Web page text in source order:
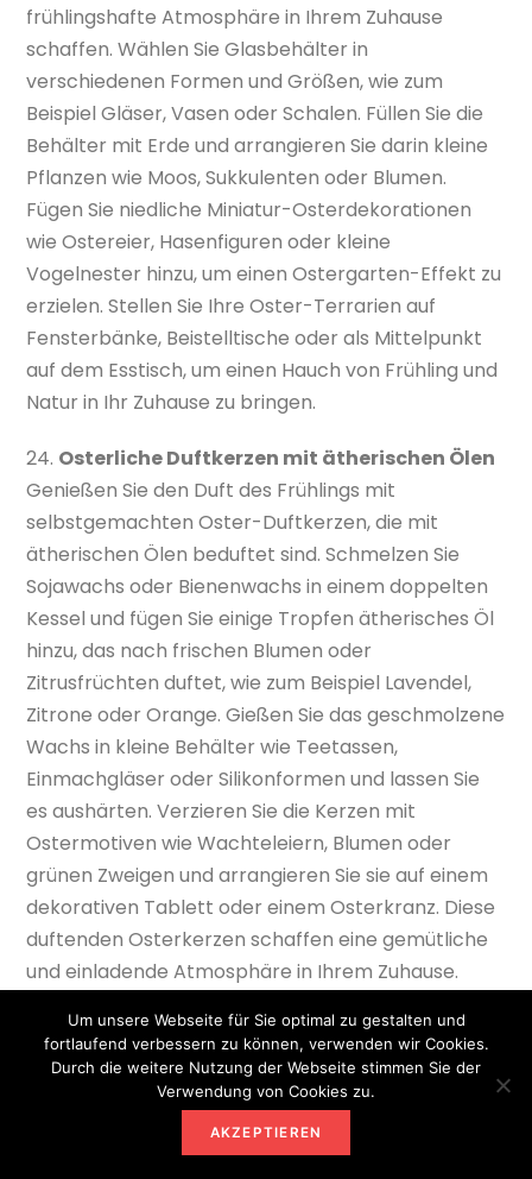
frühlingshafte Atmosphäre in Ihrem Zuhause
schaffen. Wählen Sie Glasbehälter in
verschiedenen Formen und Größen, wie zum
Beispiel Gläser, Vasen oder Schalen. Füllen Sie die
Behälter mit Erde und arrangieren Sie darin kleine
Pflanzen wie Moos, Sukkulenten oder Blumen.
Fügen Sie niedliche Miniatur-Osterdekorationen
wie Ostereier, Hasenfiguren oder kleine
Vogelnester hinzu, um einen Ostergarten-Effekt zu
erzielen. Stellen Sie Ihre Oster-Terrarien auf
Fensterbänke, Beistelltische oder als Mittelpunkt
auf dem Esstisch, um einen Hauch von Frühling und
Natur in Ihr Zuhause zu bringen.
24. Osterliche Duftkerzen mit ätherischen Ölen
Genießen Sie den Duft des Frühlings mit
selbstgemachten Oster-Duftkerzen, die mit
ätherischen Ölen beduftet sind. Schmelzen Sie
Sojawachs oder Bienenwachs in einem doppelten
Kessel und fügen Sie einige Tropfen ätherisches Öl
hinzu, das nach frischen Blumen oder
Zitrusfrüchten duftet, wie zum Beispiel Lavendel,
Zitrone oder Orange. Gießen Sie das geschmolzene
Wachs in kleine Behälter wie Teetassen,
Einmachgläser oder Silikonformen und lassen Sie
es aushärten. Verzieren Sie die Kerzen mit
Ostermotiven wie Wachteleiern, Blumen oder
grünen Zweigen und arrangieren Sie sie auf einem
dekorativen Tablett oder einem Osterkranz. Diese
duftenden Osterkerzen schaffen eine gemütliche
und einladende Atmosphäre in Ihrem Zuhause.
Osterliche Kissenbezüge mit Applikationen
Frischen Sie Ihre Wohnzimmerdekoration auf,
indem Sie Oster-Kissenbezüge mit niedlichen
Applikationen gestalten. Nähen Sie einfache
Kissenbezüge aus festem Stoff in pastelligen
Um unsere Webseite für Sie optimal zu gestalten und
fortlaufend verbessern zu können, verwenden wir Cookies.
Durch die weitere Nutzung der Webseite stimmen Sie der
Verwendung von Cookies zu.
AKZEPTIEREN